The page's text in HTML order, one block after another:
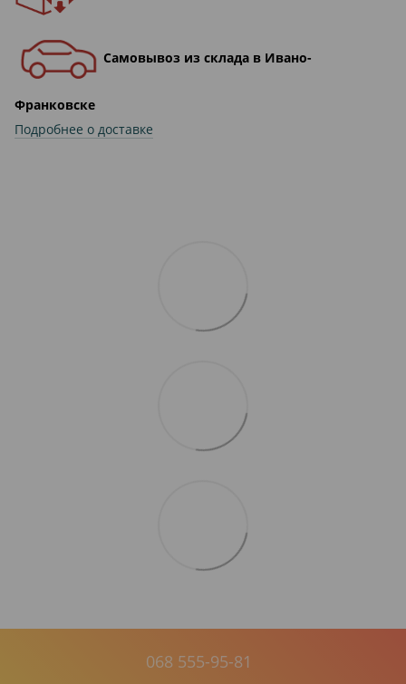
Самовывоз из склада в Ивано-
Франковске
Подробнее о доставке
068 555-95-81